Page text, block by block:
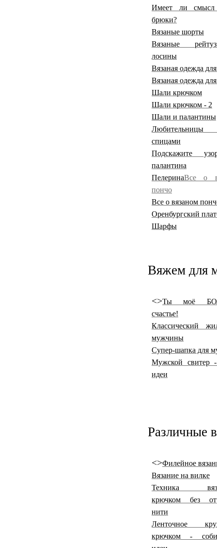
Имеет ли смысл
брюки?
Вязаные шорты
Вязаные
лосины
Вязаная одежда
Вязаная одежда
Шали крючком
Шали крючком - 2
Шали и палантины
Любительницы
спицами
Подскажите
палантина
ПелеринаВсе о
пончо
Все о вязаном
Оренбургский
Шарфы
Вяжем для
<>Ты моё
счастье!
Классический
мужчины
Супер-шапка для
Мужской свитер
идеи
Различные
<>Филейное
Вязание на вилке
Техника
крючком без
нити
Ленточное
крючком -